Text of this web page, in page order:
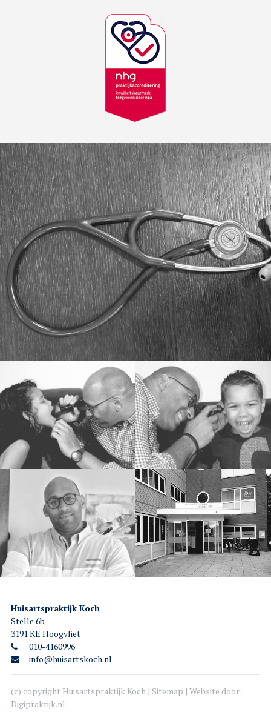
Huisartspraktijk Koch
Stelle 6b
3191 KE Hoogvliet
010-4160996
info@huisartskoch.nl
(c) copyright Huisartspraktijk Koch | Sitemap | Website door:
Digipraktijk.nl